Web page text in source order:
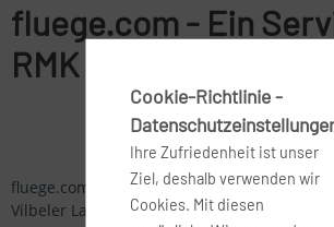
fluege.com - Ein
RMK Nurflug.de GmbH
fluege.com c/o RMK Nurflug.de GmbH
Vilbeler Landstraße 203
Cookie-Richtlinie -
Ihre Zufriedenheit ist unser
Ziel, deshalb verwenden wir
Cookies. Mit diesen